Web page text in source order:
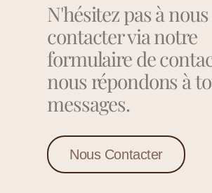
N'hésitez pas à nous
contacter via notre
formulaire de
nous répondons à
messages.
Nous Contacter